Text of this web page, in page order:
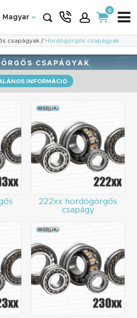
Magyar
0
csapágyak / Hordógörgős csapágyak
CSAPÁGYAK
INFORMÁCIÓ
222xx hordógörgős
csapágy